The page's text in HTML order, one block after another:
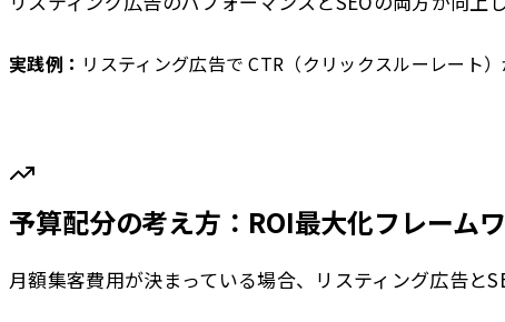
実践例： リスティング広告で CTR（クリックスルーレート
予算配分の考え方：ROI最大化フレーム
月額集客費用が決まっている場合、リスティング広告と